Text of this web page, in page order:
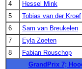
4
Hessel Mink
5
Tobias van der Kroef
6
Sam van Breukelen
7
Eyla Zoeten
8
Fabian Rouschop
GrandPrix 7;